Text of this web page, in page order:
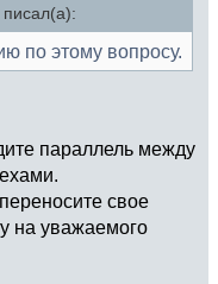
писал(а):
по этому вопросу.
параллель между
свое
на уважаемого